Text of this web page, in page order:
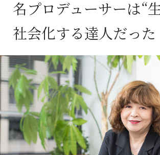
名プロデューサーは“
社会化する達人だった